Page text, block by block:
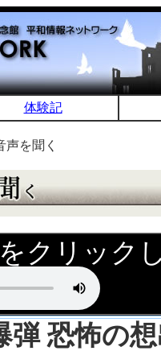
体験記
声を聞く
クリック
弾 恐怖の